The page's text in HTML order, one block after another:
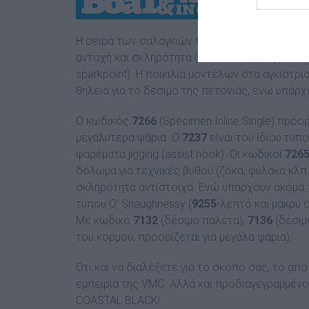
Η σειρά των σαλαγκιών περιλαµβάνει έξι
αντοχή και σκληρότητα (από 1Χ έως 6Χ),
sparkpoint). Η ποικιλία µοντέλων στα
θηλειά για το δέσιµο της πετονιάς, ενώ
Ο κωδικός 7266 (Specimen Inline Single)
µεγαλύτερα ψάρια. Ο 7237 είναι του ίδιου
ψαρέµατα jigging (assist hook). Οι κωδικοί
δόλωµα για τεχνικές βυθού (ζόκα, φύλακα
σκληρότητα αντίστοιχα. Ενώ υπάρχουν ακόµα
τύπου O’ Shaughnessy (9255-λεπτό και µακρύ
Με κωδικό 7132 (δέσιµο παλέτα), 7136
του κορµού, προορίζεται για µεγάλα ψάρια).
Ότι και να διαλέξετε για το σκοπό σας, το
εµπειρία της VMC. Αλλά και
COASTAL BLACK!